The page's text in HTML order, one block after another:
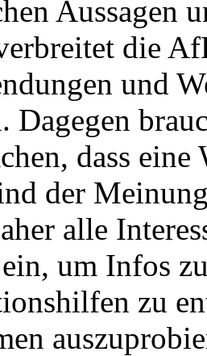
Aussagen
die
und
Dagegen
dass
der
alle
um Infos
zu